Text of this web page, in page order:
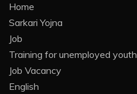
Home
Sarkari Yojna
Job
Training for unemployed youth
Job Vacancy
English